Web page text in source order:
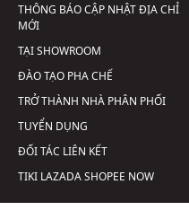
THÔNG BÁO CẬP NHẬT ĐỊA CHỈ
MỚI
TẠI SHOWROOM
ĐÀO TẠO PHA CHẾ
TRỞ THÀNH NHÀ PHÂN PHỐI
TUYỂN DỤNG
ĐỐI TÁC LIÊN KẾT
TIKI LAZADASHOPEE NOW